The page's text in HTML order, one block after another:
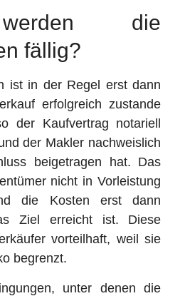
die
fällig?
ist in der Regel erst dann
erfolgreich zustande
der Kaufvertrag notariell
der Makler nachweislich
beigetragen hat. Das
nicht in Vorleistung
die Kosten erst dann
Ziel erreicht ist. Diese
vorteilhaft, weil sie
begrenzt.
unter denen die